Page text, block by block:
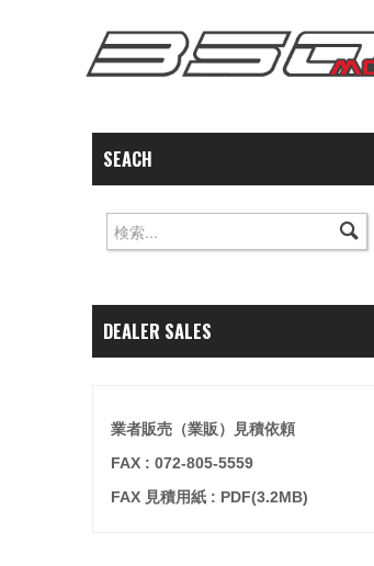
SEACH
DEALER SALES
業者販売（業販）見積依頼
FAX : 072-805-5559
FAX 見積用紙 : PDF(3.2MB)